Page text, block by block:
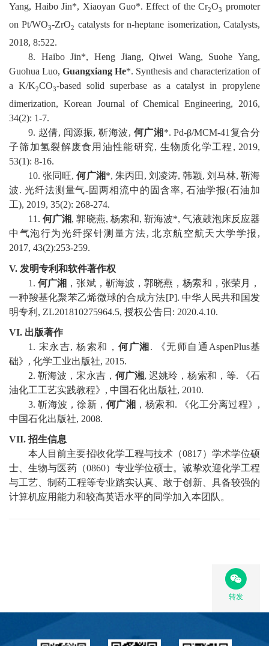
Yang, Haibo Jin*, Xiaoyan Guo*. Effect of the Cr2O3 promoter
on Pt/WO3-ZrO2 catalysts for n-heptane isomerization, Catalysts,
2018, 8:522.
8. Haibo Jin*, Heng Jiang, Qiwei Wang, Suohe Yang,
Guohua Luo, Guangxiang He*. Synthesis and characterization of
a K/K2CO3-basedsolidsuperbase as a catalyst in propylene
dimerization, Korean Journal of Chemical Engineering, 2016,
34(2): 1-7.
9. 赵倩, 闻源振,靳海波, 何广湘 *. Pd-β/MCM-41 复合分
子筛加氢裂解废食用油性能研究, 生物质化学工程 , 2019,
53(1): 8-16.
10. 张同旺,何广湘*, 朱丙田 ,刘凌涛,韩颖, 刘马林,靳海
波. 光纤法测量气-固两相流中的固含率, 石油学报(石油加
工), 2019, 35(2): 268-274.
1 1 .何广湘,郭晓燕, 杨索和,靳海波*,气液鼓泡床反应器
中气泡行为光纤探针测量方法,北京航空航天大学学报 ,
2017, 43(2):253-259.
V. 发明专利和软件著作权
1.何广湘 ，张斌，靳海波，郭晓燕，杨索和，张荣月，
一种羧基化聚苯乙烯微球的合成方法[P]. 中华人民共和国发
明专利 , ZL201810275964.5, 授权公告日 : 2020.4.10.
VI. 出版著作
1. 宋永吉, 杨索和，何广湘 . 《无师自通 AspenPlus基
础》 , 化学工业出版社, 201 5.
2. 靳海波，宋永吉， 何广湘,迟姚玲，杨索和， 等.
《石
油化工工艺实践教程》 , 中国石化出版社, 2010.
3. 靳海波，徐新， 何广湘 ，杨索和. 《化工分离过程》 ,
中国石化出版社, 2008.
VII. 招生信息
本人目前主要招收化学工程与技术 （0817）学术学位硕
士、生物与医药 （0860）专业学位硕士。诚挚欢迎化学工程
与工艺、制药工程等专业踏实认真、敢于创新、具备较强的
计算机应用能力和较高英语水平的同学加入本团队。
转发